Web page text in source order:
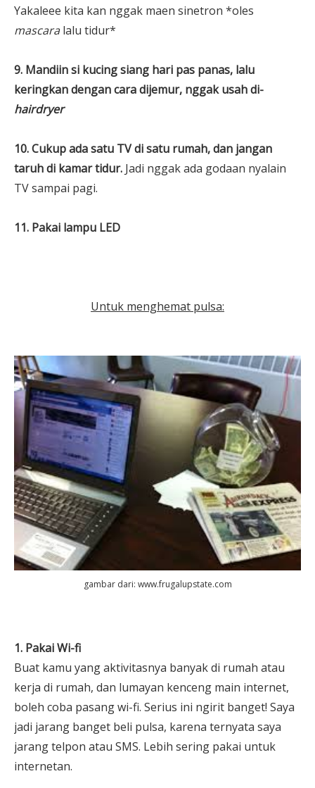
Yakaleee kita kan nggak maen sinetron *oles
mascaralalu tidur*
9. Mandiin si kucing siang hari pas panas, lalu
keringkan dengan cara dijemur, nggak usah di-
hairdryer
10. Cukup ada satu TV di satu rumah, dan jangan
taruh di kamar tidur. Jadi nggak ada godaan nyalain
TV sampai pagi.
11. Pakai lampu LED
Untuk menghemat pulsa:
gambar dari: www.frugalupstate.com
1. Pakai Wi-fi
Buat kamu yang aktivitasnya banyak di rumah atau
kerja di rumah, dan lumayan kenceng main internet,
boleh coba pasang wi-fi. Serius ini ngirit banget! Saya
jadi jarang banget beli pulsa, karena ternyata saya
jarang telpon atau SMS. Lebih sering pakai untuk
internetan.